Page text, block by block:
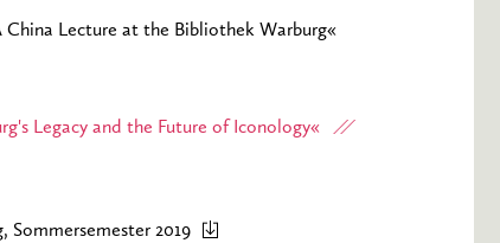
Lecture at the Bibliothek Warburg«
Legacy and the Future of Iconology«
Sommersemester 2019